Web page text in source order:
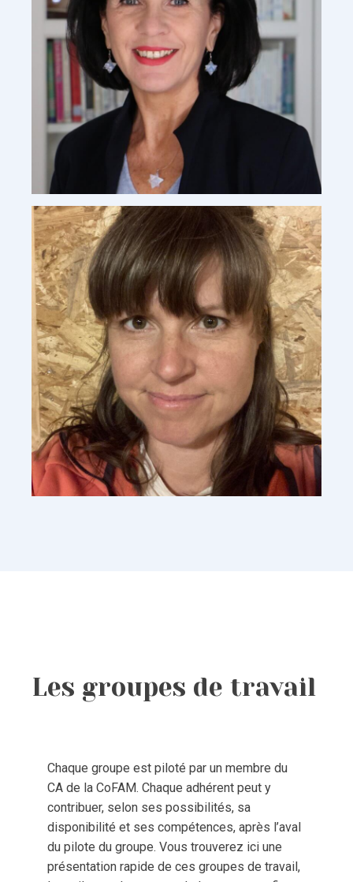
Marine Simon-Cissey
Charlotte Yonge
Les groupes de travail
Chaque groupe est piloté par un membre du
CA de la CoFAM. Chaque adhérent peut y
contribuer, selon ses possibilités, sa
disponibilité et ses compétences, après l’aval
du pilote du groupe. Vous trouverez ici une
présentation rapide de ces groupes de travail,